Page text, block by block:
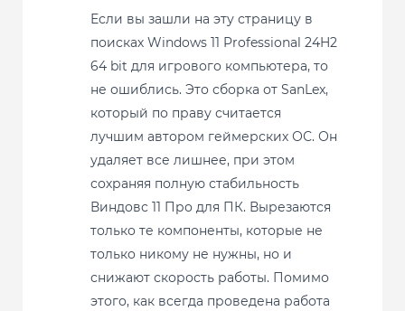
Если вы зашли на эту страницу в
поисках Windows 11 Professional 24H2
64 bit для игрового компьютера, то
не ошиблись. Это сборка от SanLex,
который по праву считается
лучшим автором геймерских ОС. Он
удаляет все лишнее, при этом
сохраняя полную стабильность
Виндовс 11 Про для ПК. Вырезаются
только те компоненты, которые не
только никому не нужны, но и
снижают скорость работы. Помимо
этого, как всегда проведена работа